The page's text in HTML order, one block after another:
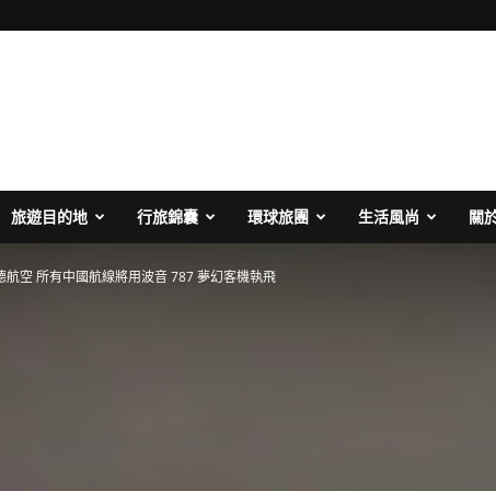
旅遊目的地 行旅錦囊 環球旅團 生活風尚 關
航空 所有中國航線將用波音 787 夢幻客機執飛